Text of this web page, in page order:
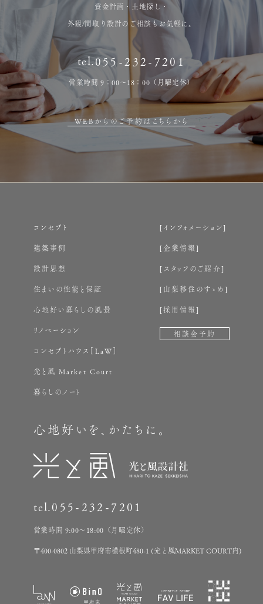
資金計画・土地探し・
外観/間取り設計のご相談もお気軽に。
tel.055-232-7201
営業時間 9：00～18：00（月曜定休）
WEBからのご予約はこちらから
心地好いを、かたちに。
tel.055-232-7201
営業時間 9:00～18:00（月曜定休）
〒400-0802 山梨県甲府市横根町480-1 (光と風MARKET COURT内)
コンセプト
建築事例
設計思想
住まいの性能と保証
心地好い暮らしの風景
リノベーション
コンセプトハウス［LaW］
光と風 Market Court
暮らしのノート
インフォメーション
企業情報
スタッフのご紹介
山梨移住のすゝめ
採用情報
相談会予約